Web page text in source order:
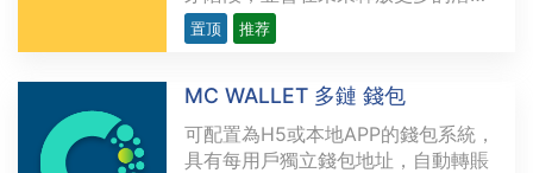
力。越來越多的開發者研發複雜精密
的去中心化應用程序（dApps），為
現存金融服務的替代品。這些用例涉
及的範圍從簡單交易（如P2P支付）
到多方復雜的應用不等，比···
置顶 推荐
MC WALLET 多鏈 錢包
可配置為H5或本地APP的錢包系統，
具有每用戶獨立錢包地址，自動轉賬